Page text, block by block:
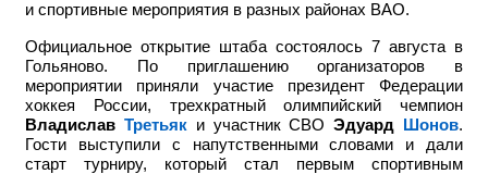
и спортивные мероприятия в разных районах ВАО.
Официальное открытие штаба состоялось 7 августа в
Гольяново. По приглашению организаторов в
мероприятии приняли участие
президент Федерации
хоккея России, трехкратный олимпийский чемпион
Владислав Третьяки участник СВО Эдуард Шонов.
Гости выступили с напутственными словами и дали
старт турниру, который стал первым спортивным